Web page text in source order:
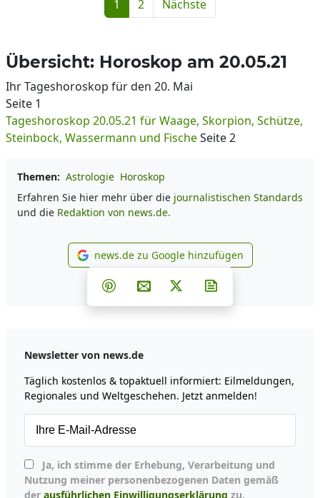
1 2 Nächste
Übersicht: Horoskop am 20.05.21
Ihr Tageshoroskop für den 20. Mai
Seite 1
Tageshoroskop 20.05.21 für Waage, Skorpion, Schütze,
Steinbock, Wassermann und FischeSeite 2
Themen: Astrologie Horoskop
Erfahren Sie hier mehr über die journalistischen Standards
und die Redaktion von news.de.
news.de zu Google
news.de zu Google hinzufügen
Teilen auf Facebook
Teilen auf Whatsapp
Teilen auf Telegram
Teilen auf Pinterest
Per E-Mail teilen
Post auf X
Newsletter von news.de
Täglich kostenlos & topaktuell informiert: Eilmeldungen,
Regionales und Weltgeschehen. Jetzt anmelden!
Nutzung meiner personenbezogenen Daten gemäß
der ausführlichen Einwilligungserklärung zu.